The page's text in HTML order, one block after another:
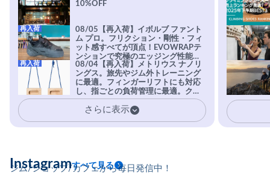
10%OFF
08/05【再入荷】イボルブ ファント
ム プロ。フリクション・剛性・フィ
ット感すべてが頂点！EVOWRAPテ
ンションで究極のエッジング性能を
実現。進化系ラバーEvo-74はTRAX
を凌駕する粘着力で極小ホールドに
安心感。
再入荷
08/04【再入荷】メトリウス ナノリ
ングス。旅先やジム外トレーニング
に最適。フィンガーリフトにも対応
し、指ごとの負荷管理に最適。クラ
イマーの指を本気で鍛えるギア。
再入荷
さらに表示
ジム/ショップ/カフェから毎日発信中！
Instagramすべて見る